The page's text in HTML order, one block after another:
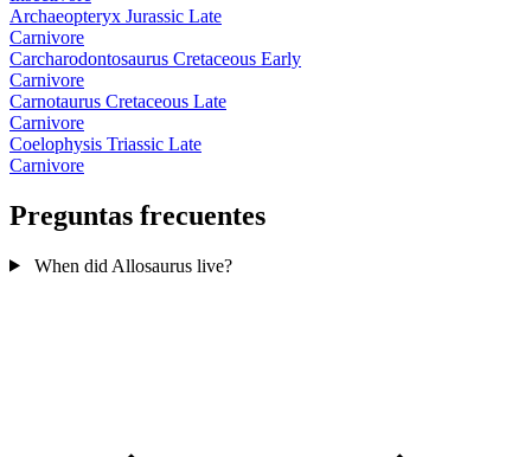
Archaeopteryx Jurassic Late
Carnivore
Carcharodontosaurus Cretaceous Early
Carnivore
Carnotaurus Cretaceous Late
Carnivore
Coelophysis Triassic Late
Carnivore
Preguntas frecuentes
When did Allosaurus live?